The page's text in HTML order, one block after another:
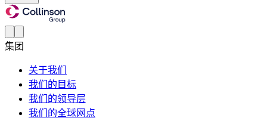
集团
关于我们
我们的目标
我们的领导层
我们的全球网点